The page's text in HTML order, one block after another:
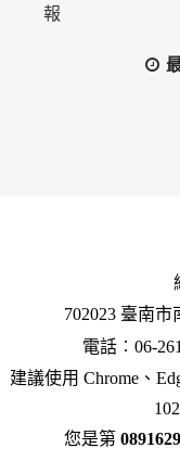
報
702023 臺南
電話︰06-
建議使用 Chrome、
您是第 0891629